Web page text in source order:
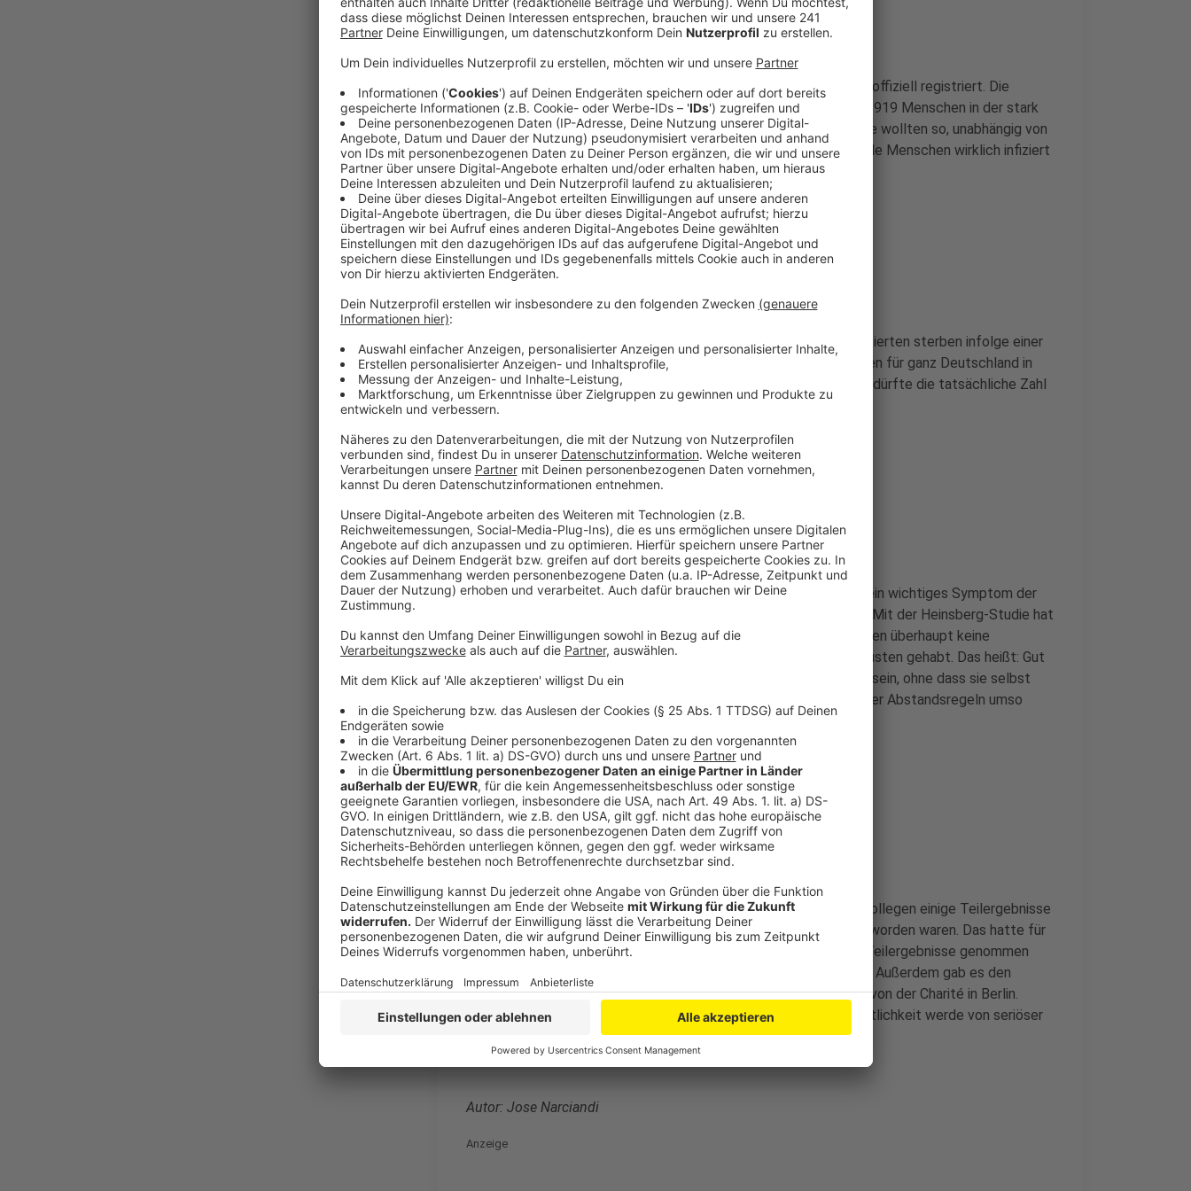
Anzeige
1,8 Millionen Infizierte - das wären etwa zehn mal mehr als bisher offiziell registriert. Die
Wissenschaftler um Professor Streeck haben systematisch fast 919 Menschen in der stark
betroffenen Gemeinde Gangelt im Kreis Heinsberg untersucht. Sie wollten so, unabhängig von
den offiziellen Zahlen, einen Überblick darüber bekommen, wie viele Menschen wirklich infiziert
seien oder waren.
Anzeige
Eine zentrale Erkenntnis daraus: 0,37 Prozent der tatsächlich Infizierten sterben infolge einer
Infektion. Davon ausgehend wurde die Dunkelziffer der Infektionen für ganz Deutschland in
einem Modell hochgerechnet - mit dem Ergebnis: In Deutschland dürfte die tatsächliche Zahl
der Infizierten bei 1,8 Millionen Menschen liegen.
Anzeige
Gut ein Fünftel hat keine Symptome
Anzeige
Hendrik Streeck war derjenige, der früh festgestellt hatte, dass ein wichtiges Symptom der
Verlust des Geschmacks- und Geruchssinns beim Coronavirus ist. Mit der Heinsberg-Studie hat
man außerdem feststellen können: 22 Prozent der Infizierten haben überhaupt keine
Symptome gezeigt, beispielsweise kein Fieber oder trockenen Husten gehabt. Das heißt: Gut
ein Fünftel der Infizierten können Träger und Verbreiter des Virus sein, ohne dass sie selbst
davon wissen. Das, so die Wissenschaftler, macht das Einhalten der Abstandsregeln umso
wichtiger.
Anzeige
Heinsberg-Studie steht in der Kritik
Anzeige
Schon seit Wochen gibt es Kritik daran, dass Streeck und seine Kollegen einige Teilergebnisse
früh veröffentlicht hatten, obwohl nicht alle Daten ausgewertet worden waren. Das hatte für
Kritik gesorgt, weil NRW-Ministerpräsident Armin Laschet diese Teilergebnisse genommen
hatte und zum Teil mit ihnen erste Lockerungen begründet hatte. Außerdem gab es den
Disput mit einem anderen Virologen: Professor Christian Drosten von der Charité in Berlin.
Drosten hatte Nachfragen zur Methodik Studie. Die Wissenschaftlichkeit werde von seriöser
Seite momentan aber nicht angezweifelt.
Autor: Jose Narciandi
Anzeige